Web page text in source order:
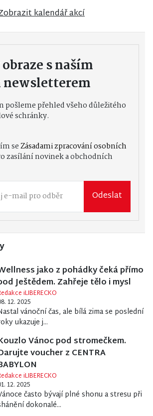
kalendář akcí
s naším
pošleme přehled všeho důležitého
schránky.
seZásadami zpracování osobních
zasílání novinek a obchodních
Odeslat
jako z pohádky čeká přímo
Ještědem. Zahřeje tělo i mysl
iLIBERECKO
12. 2025
vánoční čas, ale bílá zima se poslední
ukazuje j...
Vánoc pod stromečkem.
voucher z CENTRA
iLIBERECKO
12. 2025
často bývají plné shonu a stresu při
dokonalé...